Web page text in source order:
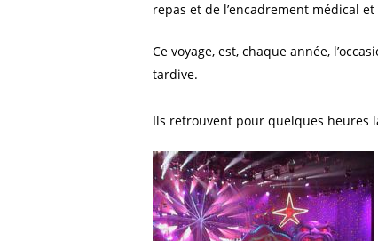
repas et de l’encadrement médical
Ce voyage, est, chaque année,
tardive.
Ils retrouvent pour quelques heures